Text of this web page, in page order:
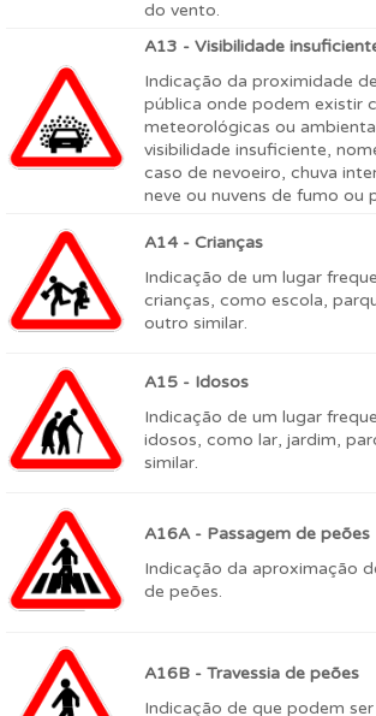
do vento.
A13 - Visibilidade
Indicação da proximidade
pública onde podem existir
meteorológicas ou
visibilidade insuficiente,
caso de nevoeiro, chuva
neve ou nuvens de fumo ou
A14 - Crianças
Indicação de um lugar
crianças, como escola,
outro similar.
A15 - Idosos
Indicação de um lugar
idosos, como lar, jardim,
similar.
A16A - Passagem de peões
Indicação da aproximação
de peões.
A16B - Travessia de peões
Indicação de que podem